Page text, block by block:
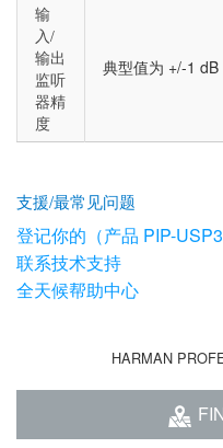
输
入/
输出
监听
器精
度
典型值为 +/-1 dB
支援/最常见问题
登记你的（产品 PIP-USP3
联系技术支持
全天候帮助中心
HARMAN